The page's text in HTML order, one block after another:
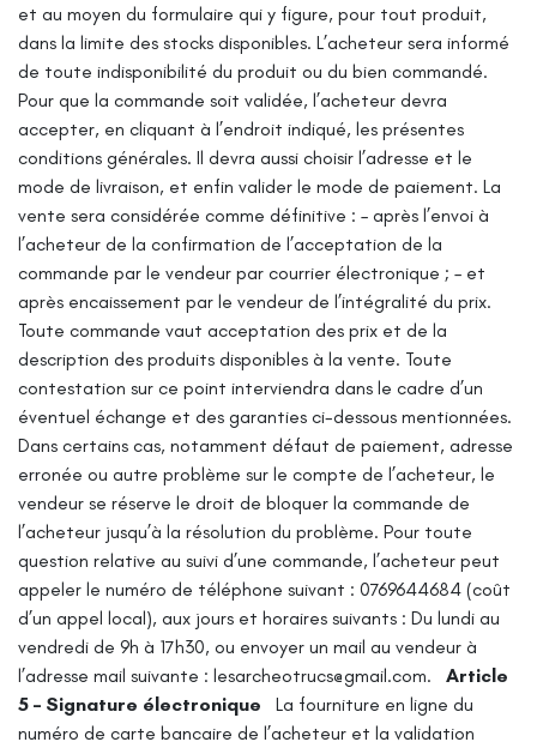
et au moyen du formulaire qui y figure, pour tout produit,
dans la limite des stocks disponibles. L’acheteur sera informé
de toute indisponibilité du produit ou du bien commandé.
Pour que la commande soit validée, l’acheteur devra
accepter, en cliquant à l’endroit indiqué, les présentes
conditions générales. Il devra aussi choisir l’adresse et le
mode de livraison, et enfin valider le mode de paiement. La
vente sera considérée comme définitive : – après l’envoi à
l’acheteur de la confirmation de l’acceptation de la
commande par le vendeur par courrier électronique ; – et
après encaissement par le vendeur de l’intégralité du prix.
Toute commande vaut acceptation des prix et de la
description des produits disponibles à la vente. Toute
contestation sur ce point interviendra dans le cadre d’un
éventuel échange et des garanties ci-dessous mentionnées.
Dans certains cas, notamment défaut de paiement, adresse
erronée ou autre problème sur le compte de l’acheteur, le
vendeur se réserve le droit de bloquer la commande de
l’acheteur jusqu’à la résolution du problème. Pour toute
question relative au suivi d’une commande, l’acheteur peut
appeler le numéro de téléphone suivant : 0769644684 (coût
d’un appel local), aux jours et horaires suivants : Du lundi au
vendredi de 9h à 17h30, ou envoyer un mail au vendeur à
l’adresse mail suivante : lesarcheotrucs@gmail.com.
Article
5 – Signature électronique
La fourniture en ligne du
numéro de carte bancaire de l’acheteur et la validation